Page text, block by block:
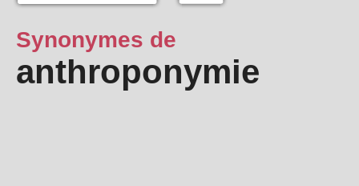
Synonymes de
anthroponymie